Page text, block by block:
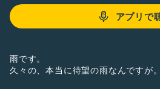
アプリで
雨です。
久々の、本当に待望の雨なんですが。